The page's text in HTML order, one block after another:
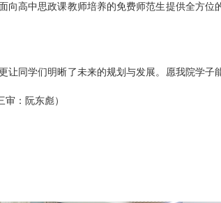
向高中思政课教师培养的免费师范生提供全方位
更让同学们明晰了未来的规划与发展。愿我院学子
审：阮东彪）